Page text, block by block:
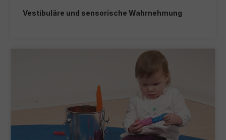
Vestibuläre und sensorische Wahrnehmung